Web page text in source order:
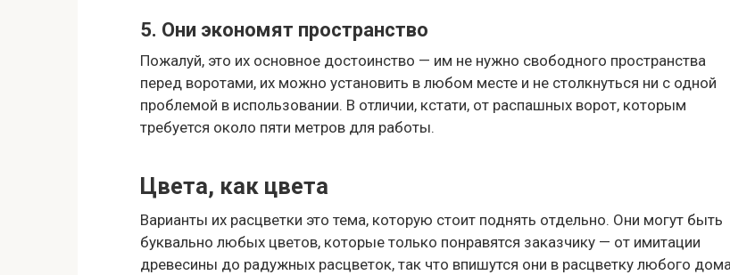
5. Они экономят пространство
Пожалуй, это их основное достоинство — им не нужно свободного пространства
перед воротами, их можно установить в любом месте и не столкнуться ни с одной
проблемой в использовании. В отличии, кстати, от распашных ворот, которым
требуется около пяти метров для работы.
Цвета, как цвета
Варианты их расцветки это тема, которую стоит поднять отдельно. Они могут быть
буквально любых цветов, которые только понравятся заказчику — от имитации
древесины до радужных расцветок, так что впишутся они в расцветку любого